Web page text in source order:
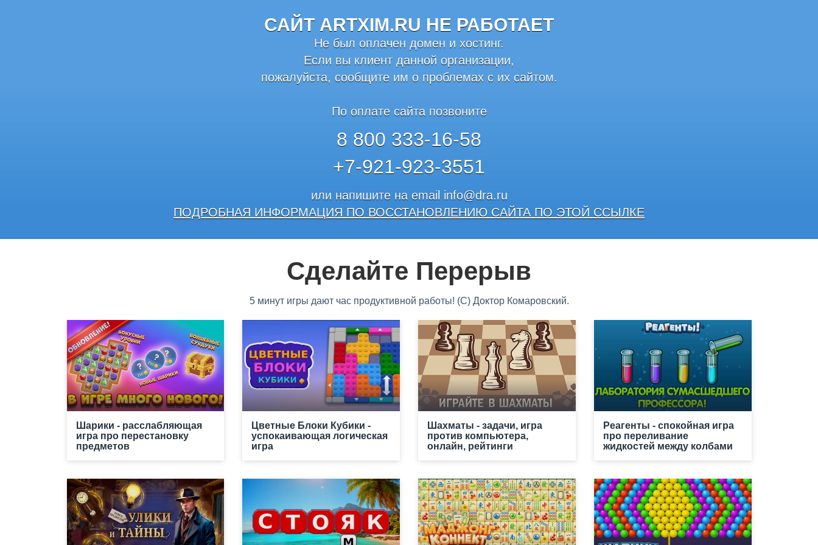
САЙТ ARTXIM.RU НЕ РАБОТАЕТ
Не был оплачен домен и хостинг.
Если вы клиент данной организации,
пожалуйста, сообщите им о проблемах с их сайтом.
По оплате сайта позвоните
8 800 333-16-58
+7-921-923-3551
или напишите на email info@dra.ru
ПОДРОБНАЯ ИНФОРМАЦИЯ ПО ВОССТАНОВЛЕНИЮ САЙТА ПО ЭТОЙ ССЫЛКЕ
Сделайте Перерыв
5 минут игры дают час продуктивной работы! (С) Доктор Комаровский.
Шарики - расслабляющая
игра про перестановку
предметов
Цветные Блоки Кубики -
успокаивающая логическая
игра
Шахматы - задачи, игра
против компьютера,
онлайн, рейтинги
Реагенты - спокойная игра
про переливание
жидкостей между колбами